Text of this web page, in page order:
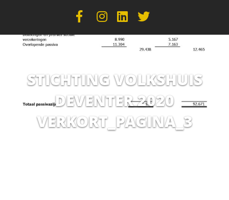
STICHTING VOLKSHUIS
DEVENTER 2020
VERKORT_PAGINA_3